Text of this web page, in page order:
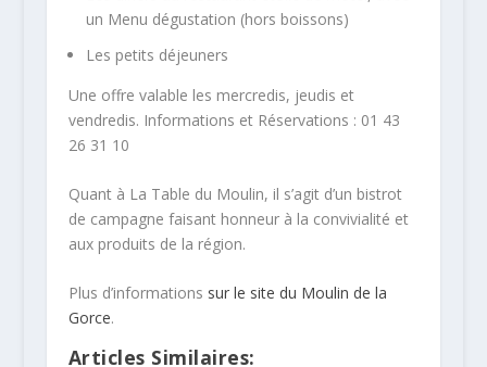
un Menu dégustation (hors boissons)
Les petits déjeuners
Une offre valable les mercredis, jeudis et
vendredis. Informations et Réservations : 01 43
26 31 10
Quant à La Table du Moulin, il s’agit d’un bistrot
de campagne faisant honneur à la convivialité et
aux produits de la région.
Plus d’informations sur le site du Moulin de la
Gorce.
Articles Similaires: